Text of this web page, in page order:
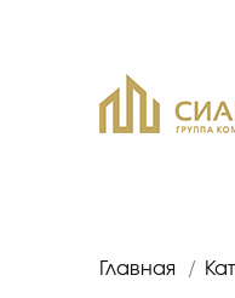
Главная /